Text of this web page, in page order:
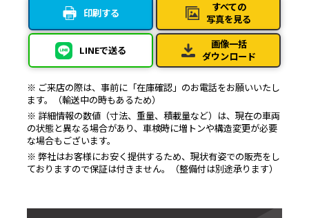
印刷する
LINEで送る
すべての
写真を見る
画像一括
ダウンロード
※ ご来店の際は、事前に「在庫確認」のお電話をお願いいたし
ます。（輸送中の時もあるため）
※ 詳細情報の数値（寸法、重量、積載量など）は、現在の車両
の状態と異なる場合があり、車検時に増トンや構造変更が必要
な場合もございます。
※ 弊社はお客様にお安く提供するため、現状有姿での販売をし
ておりますので保証は付きません。（整備付は別途承ります）